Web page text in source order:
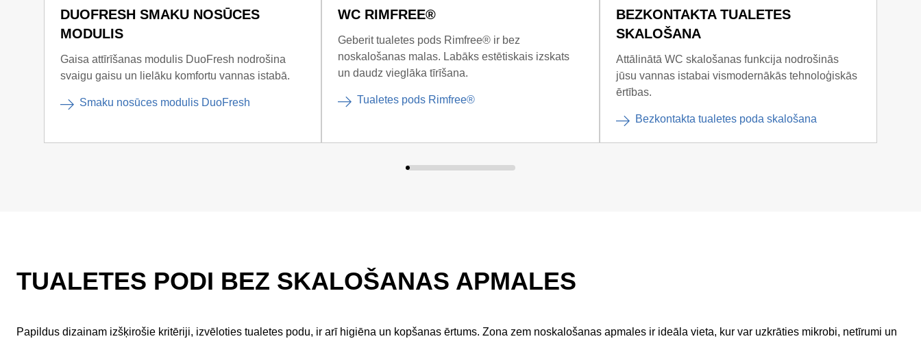
DUOFRESH SMAKU NOSŪCES
MODULIS
Gaisa attīrīšanas modulis DuoFresh nodrošina
svaigu gaisu un lielāku komfortu vannas istabā.
Smaku nosūces modulis DuoFresh
WC RIMFREE®
Geberit tualetes pods Rimfree® ir bez
noskalošanas malas. Labāks estētiskais izskats
un daudz vieglāka tīrīšana.
Tualetes pods Rimfree®
BEZKONTAKTA TUALETES
SKALOŠANA
Attālinātā WC skalošanas funkcija nodrošinās
jūsu vannas istabai vismodernākās tehnoloģiskās
ērtības.
Bezkontakta tualetes poda skalošana
TUALETES PODI BEZ SKALOŠANAS APMALES
Papildus dizainam izšķirošie kritēriji, izvēloties tualetes podu, ir arī higiēna un kopšanas ērtums. Zona zem noskalošanas apmales ir ideāla vieta, kur var uzkrāties mikrobi, netīrumi un